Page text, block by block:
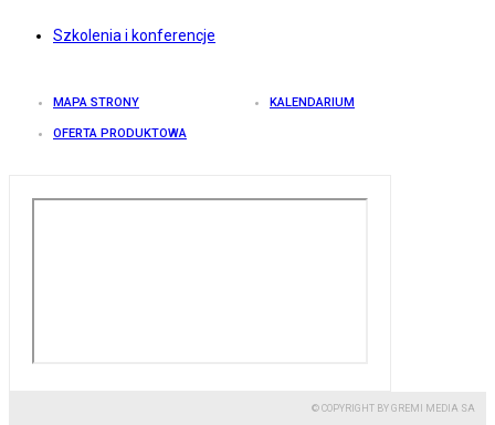
Szkolenia i konferencje
MAPA STRONY KALENDARIUM
OFERTA PRODUKTOWA
© COPYRIGHT BY GREMI MEDIA SA